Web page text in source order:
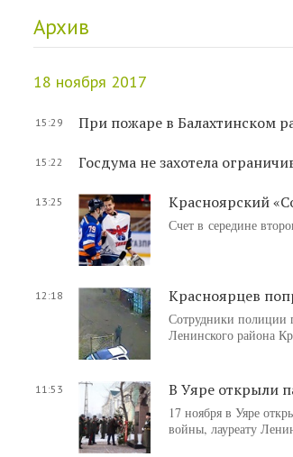
Архив
18 ноября 2017
15:29 При пожаре в Балахтинском
15:22 Госдума не захотела
13:25 Красноярский
Счет в середине
12:18 Красноярцев
Сотрудники полиции
Ленинского района
11:53 В Уяре открыли
17 ноября в Уяре
войны, лауреату